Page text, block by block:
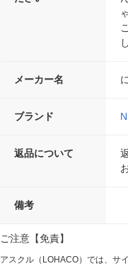
メーカー名
ブランド
返品について
備考
ご注意【免責】
アスクル（LOHACO）では、サ